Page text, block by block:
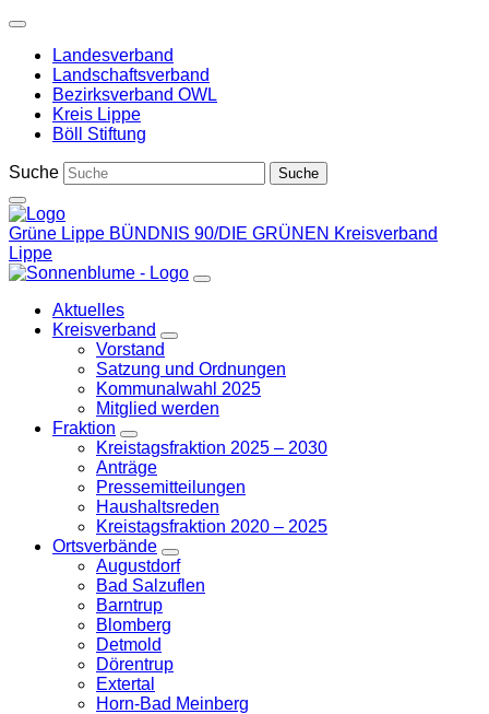
Weiter
Inhalt
Landesverband
Landschaftsverband
Bezirksverband OWL
Kreis Lippe
Böll Stiftung
Suche
Grüne Lippe BÜNDNIS 90/DIE GRÜNEN Kreisverband
Lippe
Aktuelles
Kreisverband
Zeige
Untermenü
Vorstand
Satzung und Ordnungen
Kommunalwahl 2025
Mitglied werden
Fraktion
Zeige
Untermenü
Kreistagsfraktion 2025 – 2030
Anträge
Pressemitteilungen
Haushaltsreden
Kreistagsfraktion 2020 – 2025
Ortsverbände
Zeige
Untermenü
Augustdorf
Bad Salzuflen
Barntrup
Blomberg
Detmold
Dörentrup
Extertal
Horn-Bad Meinberg